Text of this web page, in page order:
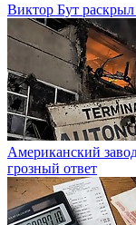
Виктор Бут
Американский
грозный ответ